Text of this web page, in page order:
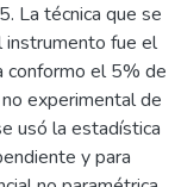
La técnica que se
instrumento fue el
conformo el 5% de
experimental de
usó la estadística
y para